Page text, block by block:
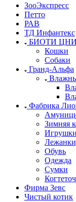
ЗооЭкспресс
Петто
РАВ
ТД Инфантекс
БИОТИ ЦНИ
Кошки
Собаки
Гранд-Альфа
Фабрика
Зимняя
Игрушки
Обувь
Одежда
Сумки
Фирма Зевс
Чистый котик